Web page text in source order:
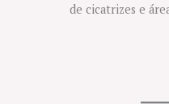
de cicatrizes e